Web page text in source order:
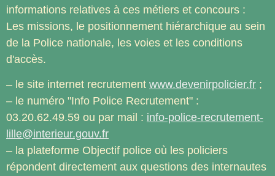
informations relatives à ces métiers et concours :
Les missions, le positionnement hiérarchique au sein
de la Police nationale, les voies et les conditions
d'accès.
– le site internet recrutement www.devenirpolicier.fr ;
– le numéro "Info Police Recrutement" :
03.20.62.49.59 ou par mail : info-police-recrutement-
lille@interieur.gouv.fr
– la plateforme Objectif police où les policiers
répondent directement aux questions des internautes